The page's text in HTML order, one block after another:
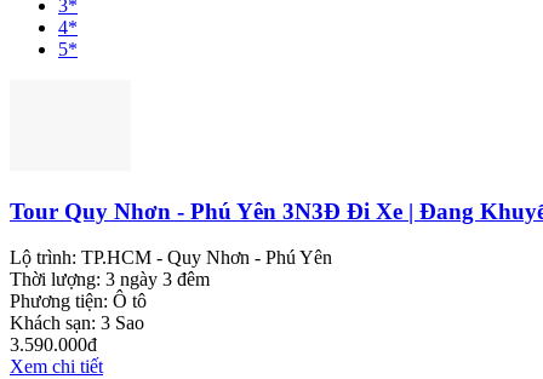
3*
4*
5*
Tour Quy Nhơn - Phú Yên 3N3Đ Đi Xe | Đang
Lộ trình: TP.HCM - Quy Nhơn - Phú Yên
Thời lượng: 3 ngày 3 đêm
Phương tiện: Ô tô
Khách sạn: 3 Sao
3.590.000đ
Xem chi tiết